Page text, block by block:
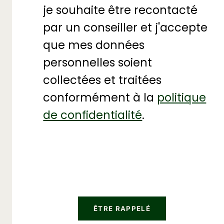
je souhaite être recontacté
par un conseiller et j'accepte
que mes données
personnelles soient
collectées et traitées
conformément à la politique
de confidentialité.